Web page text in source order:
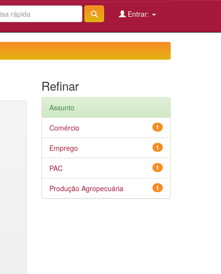
Entrar:
Refinar
Assunto
1
Comércio
1
Emprego
1
PAC
1
Produção Agropecuária